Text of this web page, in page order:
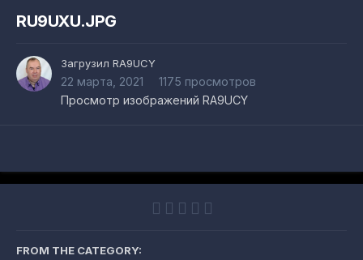
RU9UXU.JPG
Загрузил RA9UCY
22 марта, 2021
1175 просмотров
Просмотр изображений RA9UCY
FROM THE CATEGORY: